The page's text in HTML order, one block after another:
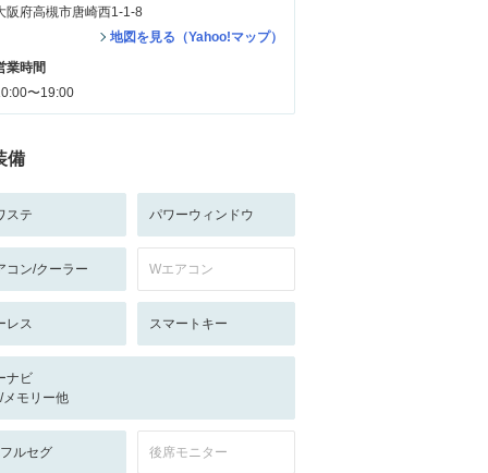
阪府高槻市唐崎西1-1-8
地図を見る（Yahoo!マップ）
業時間
〜19:00
備
ステ パワーウィンドウ
コン/クーラー Wエアコン
レス スマートキー
ナビ
メモリー他
ルセグ 後席モニター